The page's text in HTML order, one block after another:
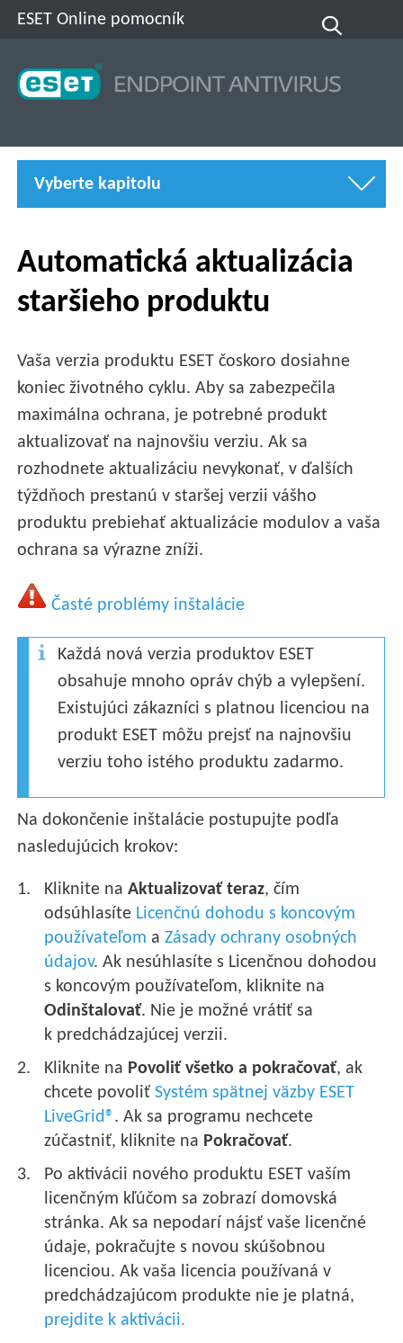
ESET Online pomocník
Vyberte kapitolu
Automatická aktualizácia
staršieho produktu
Vaša verzia produktu ESET čoskoro dosiahne
koniec životného cyklu. Aby sa zabezpečila
maximálna ochrana, je potrebné produkt
aktualizovať na najnovšiu verziu. Ak sa
rozhodnete aktualizáciu nevykonať, v ďalších
týždňoch prestanú v staršej verzii vášho
produktu prebiehať aktualizácie modulov a vaša
ochrana sa výrazne zníži.
Časté problémy inštalácie
Každá nová verzia produktov ESET
obsahuje mnoho opráv chýb a vylepšení.
Existujúci zákazníci s platnou licenciou na
produkt ESET môžu prejsť na najnovšiu
verziu toho istého produktu zadarmo.
Na dokončenie inštalácie postupujte podľa
nasledujúcich krokov:
Kliknite naAktualizovať teraz, čím
odsúhlasíte Licenčnú dohodu s koncovým
používateľom aZásady ochrany osobných
údajov. Ak nesúhlasíte s Licenčnou dohodou
s koncovým používateľom, kliknite na
Odinštalovať. Nie je možné vrátiť sa
k predchádzajúcej verzii.
Kliknite na Povoliť všetko a pokračovať, ak
chcete povoliťSystém spätnej väzby ESET
LiveGrid® . Ak sa programu nechcete
zúčastniť, kliknite na Pokračovať.
Po aktivácii nového produktu ESET vaším
licenčným kľúčom sa zobrazí domovská
stránka. Ak sa nepodarí nájsť vaše licenčné
údaje, pokračujte s novou skúšobnou
licenciou. Ak vaša licencia používaná v
predchádzajúcom produkte nie je platná,
prejdite k aktivácii.